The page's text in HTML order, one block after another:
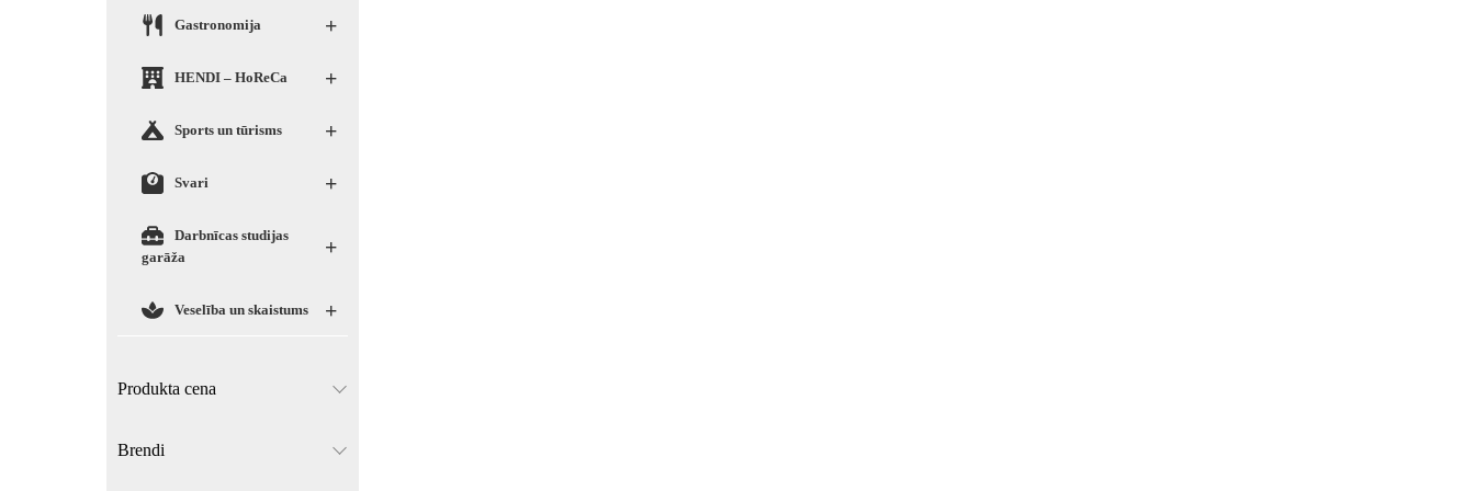
+
Gastronomija
+
HENDI – HoReCa
+
Sports un tūrisms
+
Svari
+
Darbnīcas studijas
garāža
+
Veselība un skaistums
Produkta cena
Brendi